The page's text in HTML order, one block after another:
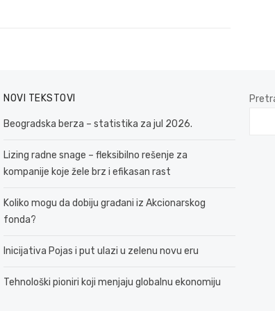
NOVI TEKSTOVI
Beogradska berza – statistika za jul 2026.
Lizing radne snage – fleksibilno rešenje za
kompanije koje žele brz i efikasan rast
Koliko mogu da dobiju građani iz Akcionarskog
fonda?
Inicijativa Pojas i put ulazi u zelenu novu eru
Tehnološki pioniri koji menjaju globalnu ekonomiju